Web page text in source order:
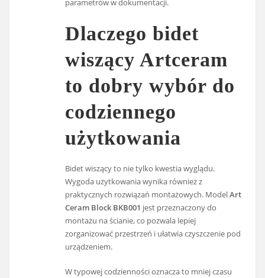
parametrów w dokumentacji.
Dlaczego bidet
wiszący Artceram
to dobry wybór do
codziennego
użytkowania
Bidet wiszący to nie tylko kwestia wyglądu.
Wygoda użytkowania wynika również z
praktycznych rozwiązań montażowych. ModelArt
Ceram Block BKB001 jest przeznaczony do
montażu na ścianie, co pozwala lepiej
zorganizować przestrzeń i ułatwia czyszczenie pod
urządzeniem.
W typowej codzienności oznacza to mniej czasu